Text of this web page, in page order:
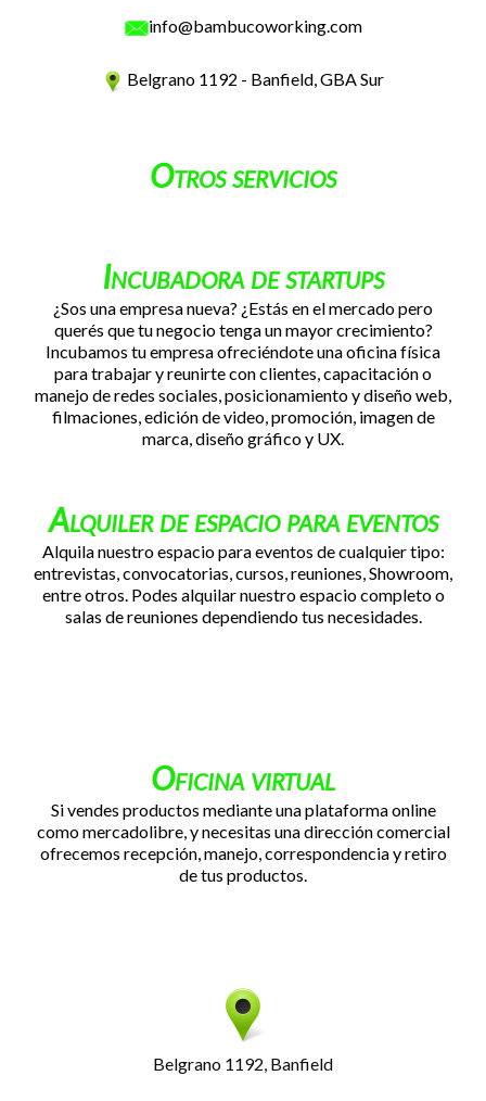
info@bambucoworking.com
Belgrano 1192 - Banfield, GBA Sur
Otros servicios
Incubadora de startups
¿Sos una empresa nueva? ¿Estás en el mercado pero
querés que tu negocio tenga un mayor crecimiento?
Incubamos tu empresa ofreciéndote una oficina física
para trabajar y reunirte con clientes, capacitación o
manejo de redes sociales, posicionamiento y diseño web,
filmaciones, edición de video, promoción, imagen de
marca, diseño gráfico y UX.
Alquiler de espacio para eventos
Alquila nuestro espacio para eventos de cualquier tipo:
entrevistas, convocatorias, cursos, reuniones, Showroom,
entre otros. Podes alquilar nuestro espacio completo o
salas de reuniones dependiendo tus necesidades.
Oficina virtual
Si vendes productos mediante una plataforma online
como mercadolibre, y necesitas una dirección comercial
ofrecemos recepción, manejo, correspondencia y retiro
de tus productos.
Belgrano 1192, Banfield